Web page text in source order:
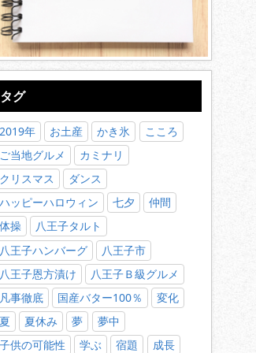
タグ
2019年 お土産 かき氷
こころ
ご当地グルメ
カミナリ
クリスマス
ダンス
ハッピーハロウィン
七夕
仲間
体操
八王子タルト
八王子ハンバーグ
八王子市
八王子恩方漬け
八王子Ｂ級グルメ
凡事徹底
国産バター100％
変化
夏
夏休み 夢
夢中
子供の可能性
学ぶ 宿題 成長